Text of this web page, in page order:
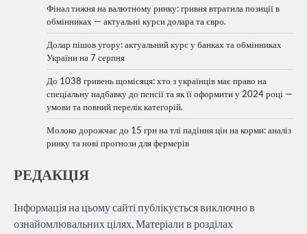
Фінал тижня на валютному ринку: гривня втратила позиції в
обмінниках — актуальні курси долара та євро.
Долар пішов угору: актуальний курс у банках та обмінниках
України на 7 серпня
До 1038 гривень щомісяця: хто з українців має право на
спеціальну надбавку до пенсії та як її оформити у 2024 році —
умови та повний перелік категорій.
Молоко дорожчає до 15 грн на тлі падіння цін на корми: аналіз
ринку та нові прогнози для фермерів
РЕДАКЦІЯ
Інформація на цьому сайті публікується виключно в
ознайомлювальних цілях. Матеріали в розділах